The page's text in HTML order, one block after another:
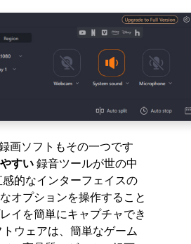
画ソフトもその一つです
すい録音ツールが世の中
的なインターフェイスの
オプションを操作すること
イを簡単にキャプチャでき
ウェアは、簡単なゲーム